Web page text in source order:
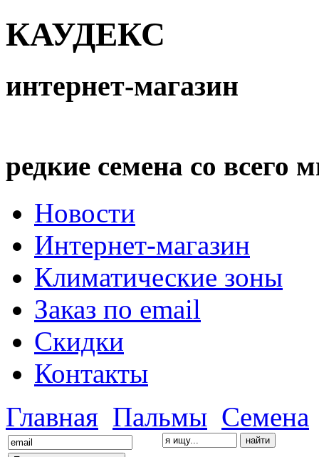
КАУДЕКС
интернет-магазин
редкие семена со всего
Новости
Интернет-магазин
Климатические зоны
Заказ по email
Скидки
Контакты
Главная Пальмы Семена